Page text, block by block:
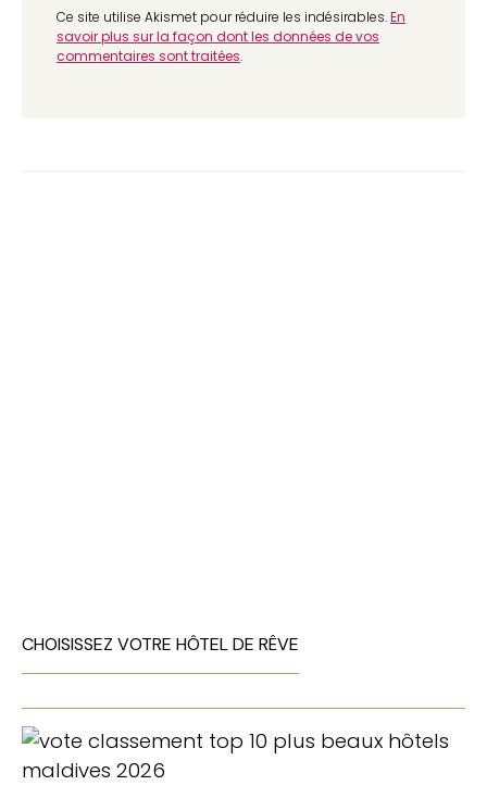
Ce site utilise Akismet pour réduire les indésirables.En
savoir plus sur la façon dont les données de vos
commentaires sont traitées.
CHOISISSEZ VOTRE HÔTEL DE RÊVE